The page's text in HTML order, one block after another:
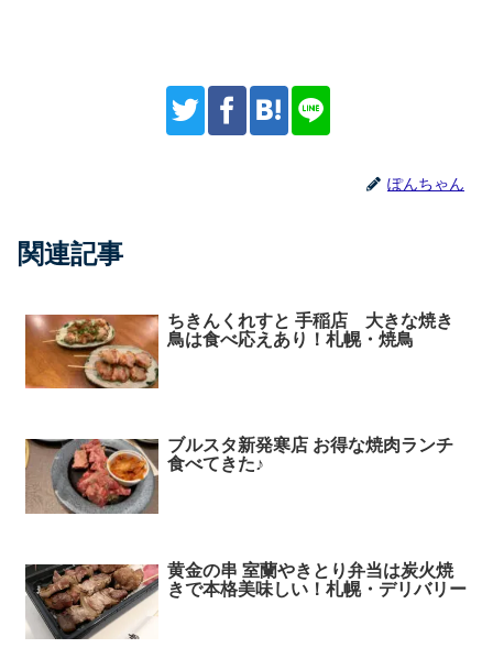
ぽんちゃん
関連記事
ちきんくれすと 手稲店 大きな焼き
鳥は食べ応えあり！札幌・焼鳥
ブルスタ新発寒店 お得な焼肉ランチ
食べてきた♪
黄金の串 室蘭やきとり弁当は炭火焼
きで本格美味しい！札幌・デリバリー